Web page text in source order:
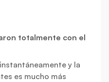
totalmente con el
y la
es mucho más